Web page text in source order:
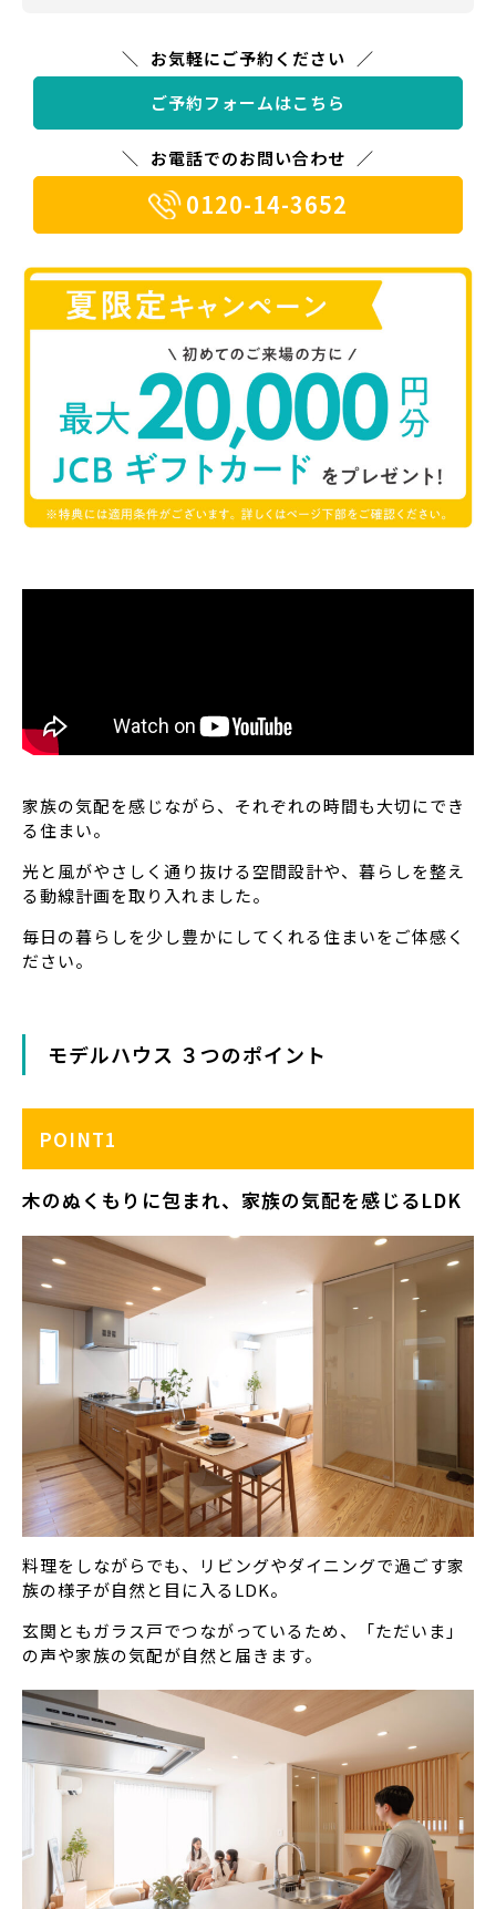
お気軽にご予約ください
ご予約フォームはこちら
お電話でのお問い合わせ
0120-14-3652
家族の気配を感じながら、それぞれの時間も大切にでき
る住まい。
光と風がやさしく通り抜ける空間設計や、暮らしを整え
る動線計画を取り入れました。
毎日の暮らしを少し豊かにしてくれる住まいをご体感く
ださい。
モデルハウス ３つのポイント
POINT1
木のぬくもりに包まれ、家族の気配を感じるLDK
料理をしながらでも、リビングやダイニングで過ごす家
族の様子が自然と目に入るLDK。
玄関ともガラス戸でつながっているため、「ただいま」
の声や家族の気配が自然と届きます。